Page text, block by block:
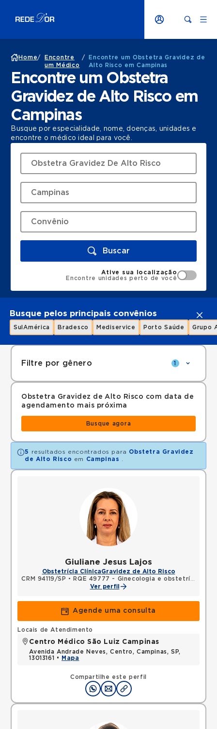
Home/
Encontre
um Médico
/
Encontre um Obstetra Gravidez de
Alto Risco em Campinas
Encontre um Obstetra
Gravidez de Alto Risco em
Campinas
Busque por especialidade, nome, doenças, unidades e
encontre o médico ideal para você.
Buscar
Ative sua localização
Encontre unidades perto de você
Busque pelos principais convênios
SulAmérica Bradesco Mediservice Porto Saúde Grupo
Filtre por gênero 1
Obstetra Gravidez de Alto Risco com data de
agendamento mais próxima
Busque agora
5 resultados encontrados para Obstetra Gravidez
de Alto Risco em Campinas
Giuliane Jesus Lajos
Obstetrícia ClínicaGravidez de Alto Risco
CRM 94119/SP •
RQE 49777 - Ginecologia e obstetrícia
Ver perfil
Agende uma consulta
Compartilhe este perfil
Locais de Atendimento
Centro Médico São Luiz Campinas
Avenida Andrade Neves, Centro, Campinas, SP,
13013161 •
Mapa